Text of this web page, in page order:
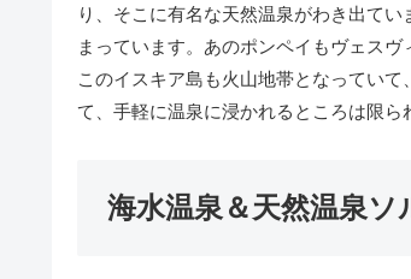
り、そこに有名な天然温泉がわき出て
まっています。あのポンペイもヴェス
このイスキア島も火山地帯となってい
て、手軽に温泉に浸かれるところは限ら
海水温泉＆天然温泉ソ